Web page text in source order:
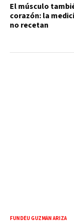
El músculo
corazón: la
no recetan
FUNDÉU GUZMÁN ARIZA